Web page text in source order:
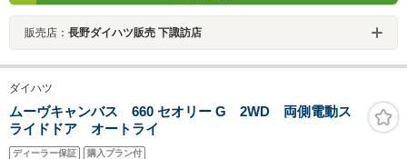
販売店： 長野ダイハツ販売 下諏訪店
ダイハツ
ムーヴキャンバス 660 セオリー G 2WD 両側電動ス
ライドドア オートライ
ディーラー保証 購入プラン付